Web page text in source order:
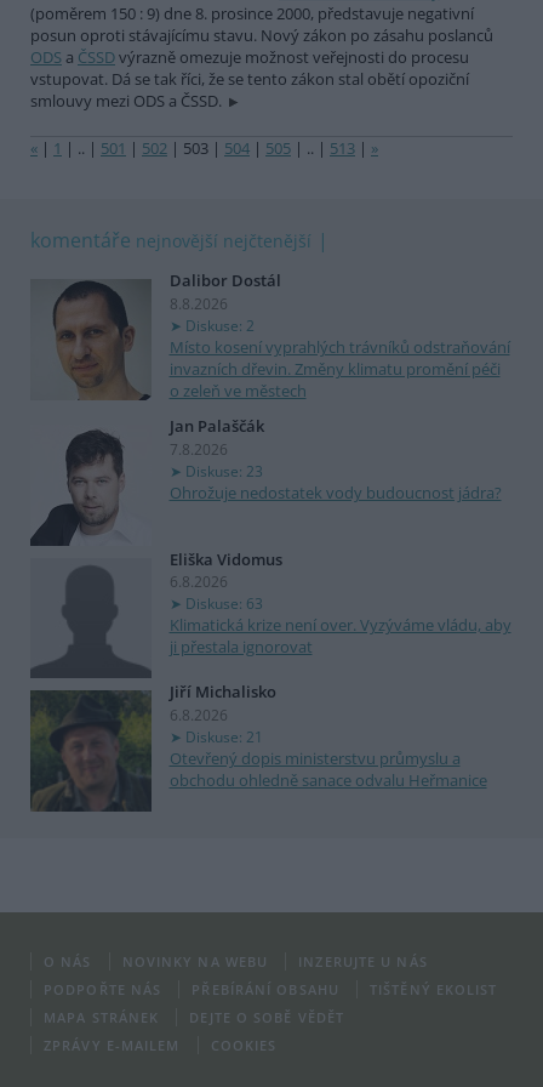
(poměrem 150 : 9) dne 8. prosince 2000, představuje negativní
posun oproti stávajícímu stavu. Nový zákon po zásahu poslanců
ODS a ČSSDvýrazně omezuje možnost veřejnosti do procesu
vstupovat. Dá se tak říci, že se tento zákon stal obětí opoziční
smlouvy mezi ODS a ČSSD.
« | 1 | .. | 501 | 502 | 503 | 504 | 505 | .. | 513 | »
komentáře nejnovější nejčtenější
Dalibor Dostál
8.8.2026
Diskuse: 2
Místo kosení vyprahlých trávníků odstraňování
invazních dřevin. Změny klimatu promění péči
o zeleň ve městech
Jan Palaščák
7.8.2026
Diskuse: 23
Ohrožuje nedostatek vody budoucnost jádra?
Eliška Vidomus
6.8.2026
Diskuse: 63
Klimatická krize není over. Vyzýváme vládu, aby
ji přestala ignorovat
Jiří Michalisko
6.8.2026
Diskuse: 21
Otevřený dopis ministerstvu průmyslu a
obchodu ohledně sanace odvalu Heřmanice
O NÁS NOVINKY NA WEBU
INZERUJTE U NÁS
PODPOŘTE NÁS
PŘEBÍRÁNÍ OBSAHU
TIŠTĚNÝ EKOLIST
MAPA STRÁNEK
DEJTE O SOBĚ VĚDĚT
ZPRÁVY E-MAILEM
COOKIES